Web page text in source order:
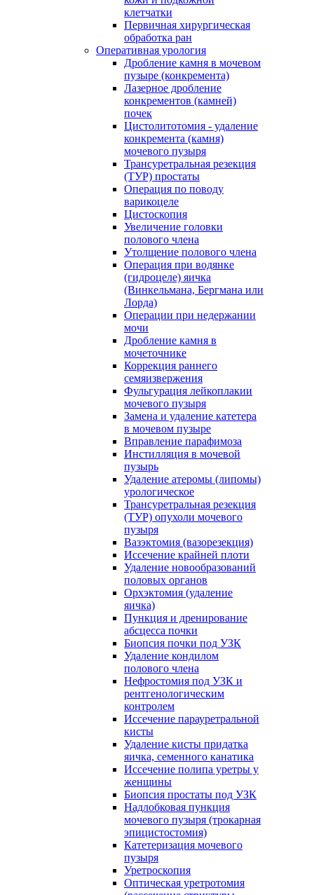
клетчатки
Первичная хирургическая
обработка ран
Оперативная урология
Дробление камня в мочевом
пузыре (конкремента)
Лазерное дробление
конкрементов (камней)
почек
Цистолитотомия - удаление
конкремента (камня)
мочевого пузыря
Трансуретральная резекция
(ТУР) простаты
Операция по поводу
варикоцеле
Цистоскопия
Увеличение головки
полового члена
Утолщение полового члена
Операция при водянке
(гидроцеле) яичка
(Винкельмана, Бергмана или
Лорда)
Операции при недержании
мочи
Дробление камня в
мочеточнике
Коррекция раннего
семяизвержения
Фульгурация лейкоплакии
мочевого пузыря
Замена и удаление катетера
в мочевом пузыре
Вправление парафимоза
Инстилляция в мочевой
пузырь
Удаление атеромы (липомы)
урологическое
Трансуретральная резекция
(ТУР) опухоли мочевого
пузыря
Вазэктомия (вазорезекция)
Иссечение крайней плоти
Удаление новообразований
половых органов
Орхэктомия (удаление
яичка)
Пункция и дренирование
абсцесса почки
Биопсия почки под УЗК
Удаление кондилом
полового члена
Нефростомия под УЗК и
рентгенологическим
контролем
Иссечение парауретральной
кисты
Удаление кисты придатка
яичка, семенного канатика
Иссечение полипа уретры у
женщины
Биопсия простаты под УЗК
Надлобковая пункция
мочевого пузыря (трокарная
эпицистостомия)
Катетеризация мочевого
пузыря
Уретроскопия
Оптическая уретротомия